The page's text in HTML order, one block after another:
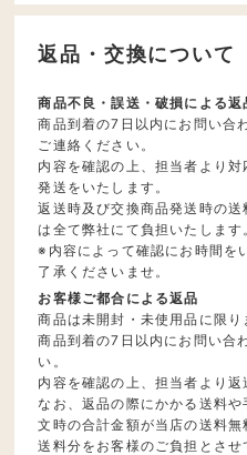
返品・交換について
商品不良・誤送・破損による返
商品到着の7日以内にお問い合
ご連絡ください。
内容を確認の上、担当者より
発送をいたします。
返送時及び交換商品発送時の
は全て弊社にて負担いたします
※内容によって確認にお時間を
了承くださいませ。
お客様ご都合による返品
商品は未開封・未使用品に限り
商品到着の7日以内にお問い合
い。
内容を確認の上、担当者より返
なお、返品の際にかかる送料
文時の合計金額が当店の送料
送料分をお客様のご負担とさ